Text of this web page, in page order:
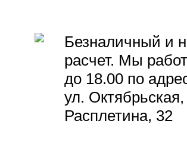
Безналичный и
расчет. Мы
до 18.00 по
ул.
Расплетина, 32